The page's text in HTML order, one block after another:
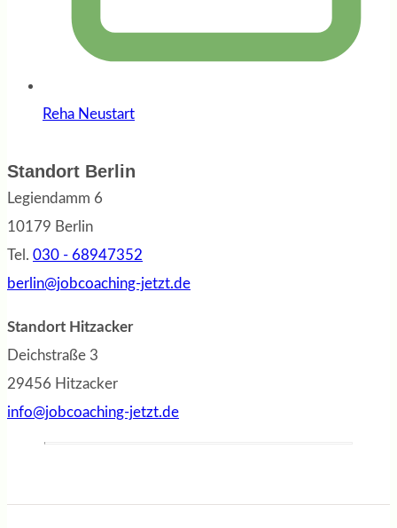
Reha Neustart
Standort Berlin
Legiendamm 6
10179 Berlin
Tel. 030 - 68947352
berlin@jobcoaching-jetzt.de
Standort Hitzacker
Deichstraße 3
29456 Hitzacker
info@jobcoaching-jetzt.de